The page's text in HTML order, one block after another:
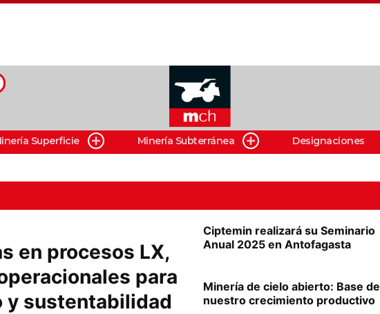
Superficie Minería Subterránea Designaciones
en procesos LX,
para
y sustentabilidad
Ciptemin realizará su Seminario
Anual 2025 en Antofagasta
Minería de cielo abierto: Base de
nuestro crecimiento productivo